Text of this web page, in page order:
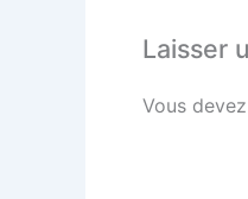
Laisser
Vous devez